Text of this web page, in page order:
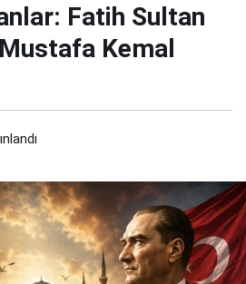
Fatih Sultan
Kemal